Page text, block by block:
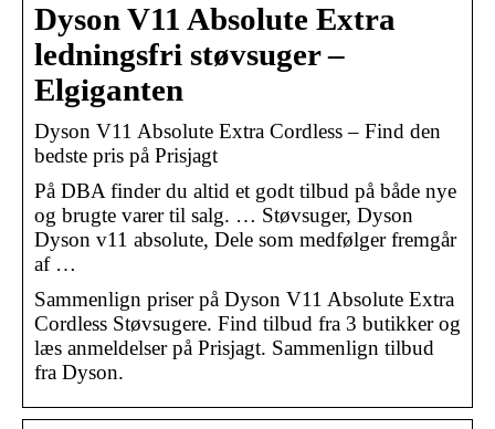
Dyson V11 Absolute Extra
ledningsfri støvsuger –
Elgiganten
Dyson V11 Absolute Extra Cordless – Find den
bedste pris på Prisjagt
På DBA finder du altid et godt tilbud på både nye
og brugte varer til salg. … Støvsuger, Dyson
Dyson v11 absolute, Dele som medfølger fremgår
af …
Sammenlign priser på Dyson V11 Absolute Extra
Cordless Støvsugere. Find tilbud fra 3 butikker og
læs anmeldelser på Prisjagt. Sammenlign tilbud
fra Dyson.